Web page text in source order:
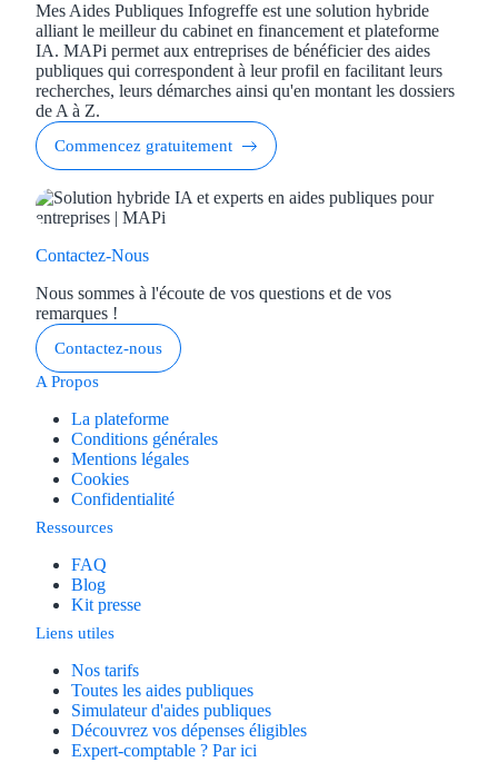
Mes Aides Publiques Infogreffe est une solution hybride
alliant le meilleur du cabinet en financement et plateforme
IA. MAPi permet aux entreprises de bénéficier des aides
publiques qui correspondent à leur profil en facilitant leurs
recherches, leurs démarches ainsi qu'en montant les dossiers
de A à Z.
Commencez gratuitement
Contactez-Nous
Nous sommes à l'écoute de vos questions et de vos
remarques !
Contactez-nous
A Propos
La plateforme
Conditions générales
Mentions légales
Cookies
Confidentialité
Ressources
FAQ
Blog
Kit presse
Liens utiles
Nos tarifs
Toutes les aides publiques
Simulateur d'aides publiques
Découvrez vos dépenses éligibles
Expert-comptable ? Par ici